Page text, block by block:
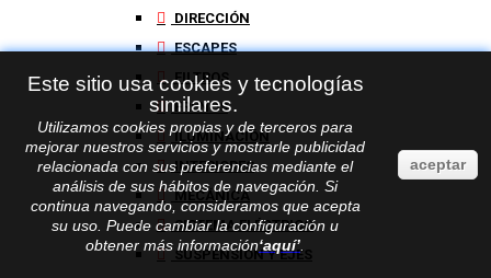
DIRECCIÓN
ESCAPES
FILTROS
FRENOS
ILUMINACIÓN
INTERIORES
MECÁNICA
SISTEMA ELÉCTRICO
SUSPENSIÓN Y EJES
Este sitio usa cookies y tecnologías
similares.
Utilizamos cookies propias y de terceros para
mejorar nuestros servicios y mostrarle publicidad
relacionada con sus preferencias mediante el
análisis de sus hábitos de navegación. Si
continua navegando, consideramos que acepta
su uso. Puede cambiar la configuración u
obtener más información‘aquí’
aceptar